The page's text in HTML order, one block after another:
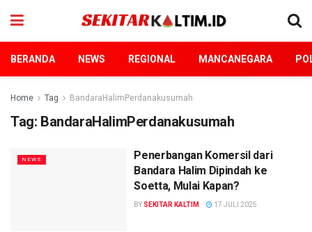
BERANDA NEWS REGIONAL MANCANEGARA
Home Tag BandaraHalimPerdanakusumah
Tag: BandaraHalimPerdanakusumah
NEWS
Penerbangan Komersil dari
Bandara Halim Dipindah ke
Soetta, Mulai Kapan?
BY SEKITAR KALTIM 17 JULI 2025